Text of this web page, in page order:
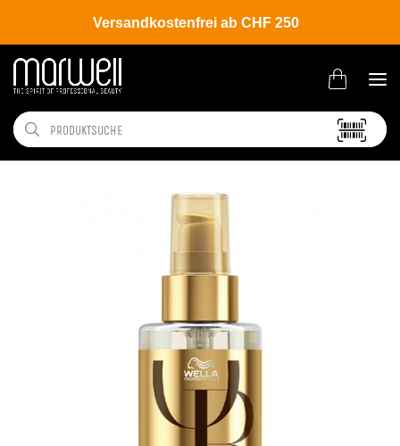
Versandkostenfrei ab CHF 250
Shop Brands Wella